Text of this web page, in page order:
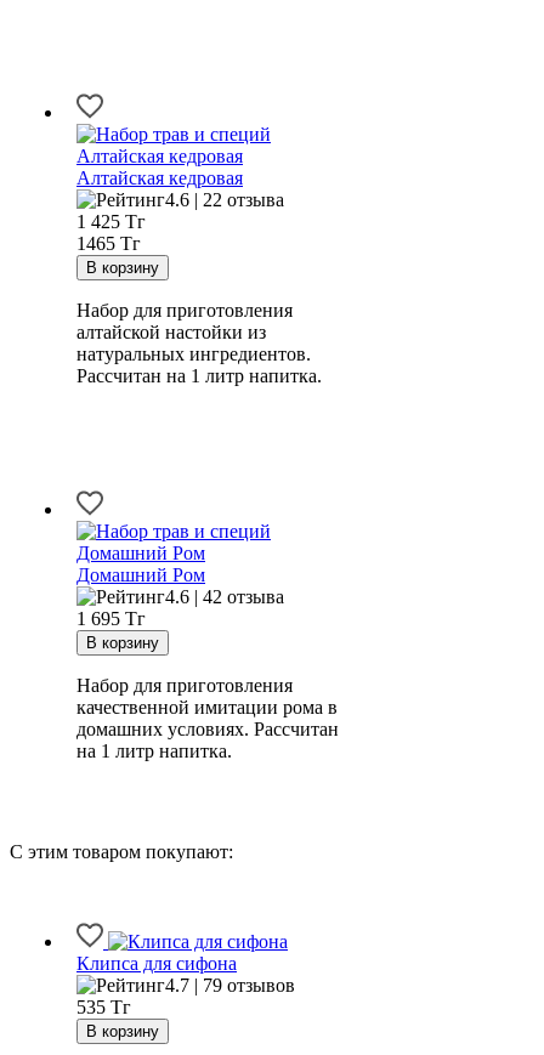
Алтайская кедровая
4.6 | 22 отзыва
1 425 Тг
1465 Тг
Набор для приготовления
алтайской настойки из
натуральных ингредиентов.
Рассчитан на 1 литр напитка.
Домашний Ром
4.6 | 42 отзыва
1 695 Тг
Набор для приготовления
качественной имитации рома в
домашних условиях. Рассчитан
на 1 литр напитка.
С этим товаром покупают:
Клипса для сифона
4.7 | 79 отзывов
535 Тг